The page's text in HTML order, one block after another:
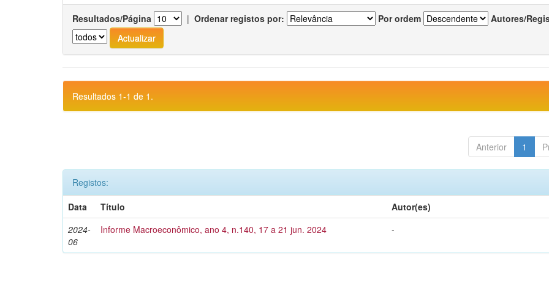
Resultados/Página | Ordenar registos por: Por ordem Autores/
Resultados 1-1 de 1.
Anterior 1
Registos:
Data
Título
Autor(es)
2024-
06
Informe Macroeconômico, ano 4, n.140, 17 a 21 jun. 2024 -